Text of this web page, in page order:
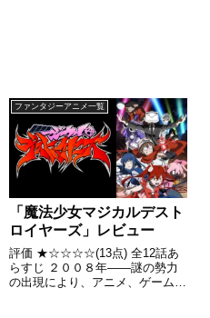
ファンタジーアニメ一覧
「魔法少女マジカルデスト
ロイヤーズ」レビュー
評価 ★☆☆☆☆(13点) 全12話あ
らすじ ２００８年――謎の勢力
の出現により、アニメ、ゲーム、